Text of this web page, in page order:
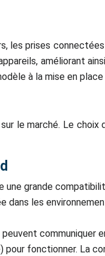
prises
améliorant
à la mise en
le marché. Le
une grande
les
fonctionner. La